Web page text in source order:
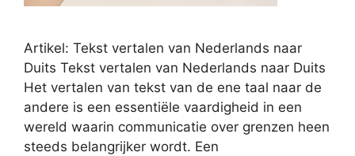
Artikel: Tekst vertalen van Nederlands naar
Duits Tekst vertalen van Nederlands naar Duits
Het vertalen van tekst van de ene taal naar de
andere is een essentiële vaardigheid in een
wereld waarin communicatie over grenzen heen
steeds belangrijker wordt. Een